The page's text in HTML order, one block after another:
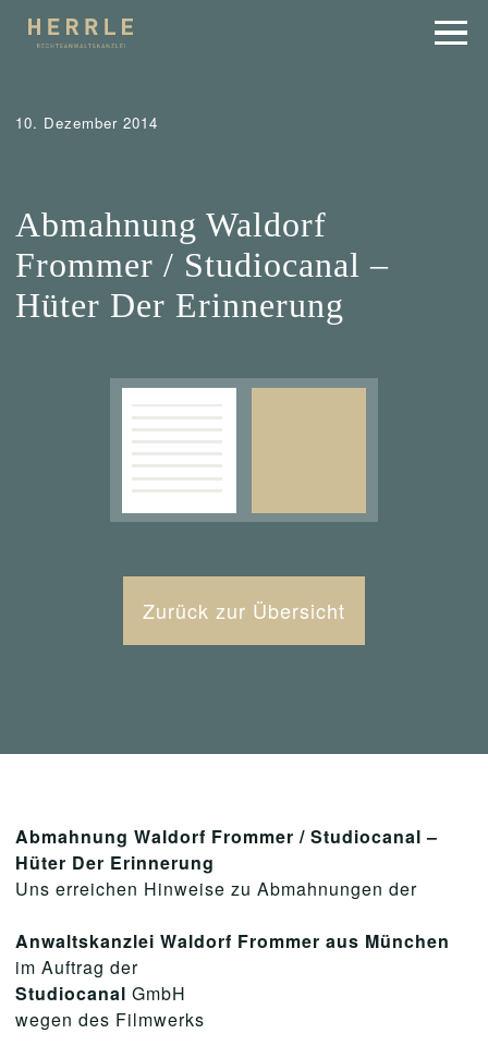
10. Dezember 2014
Abmahnung Waldorf
Frommer / Studiocanal –
Hüter Der Erinnerung
Zurück zur Übersicht
Abmahnung Waldorf Frommer / Studiocanal –
Hüter Der Erinnerung
Uns erreichen Hinweise zu Abmahnungen der
Anwaltskanzlei Waldorf Frommer aus München
im Auftrag der
Studiocanal GmbH
wegen des Filmwerks